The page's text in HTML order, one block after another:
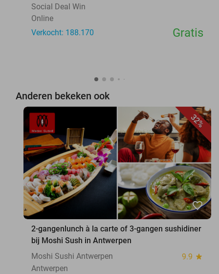
Social Deal Win
Online
Verkocht: 188.170
Gratis
Anderen bekeken ook
32%
favorite_border
2-gangenlunch à la carte of 3-gangen sushidiner
bij Moshi Sush in Antwerpen
Moshi Sushi Antwerpen
9.9 star
Antwerpen